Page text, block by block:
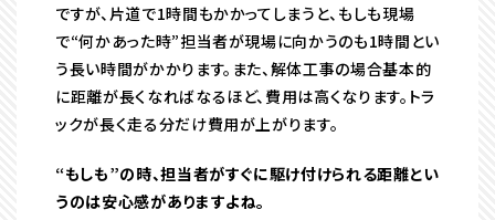
ですが、片道で1時間もかかってしまうと、もしも現場
で“何かあった時”担当者が現場に向かうのも1時間とい
う長い時間がかかります。また、解体工事の場合基本的
に距離が長くなればなるほど、費用は高くなります。トラ
ックが長く走る分だけ費用が上がります。
“もしも”の時、担当者がすぐに駆け付けられる距離とい
うのは安心感がありますよね。